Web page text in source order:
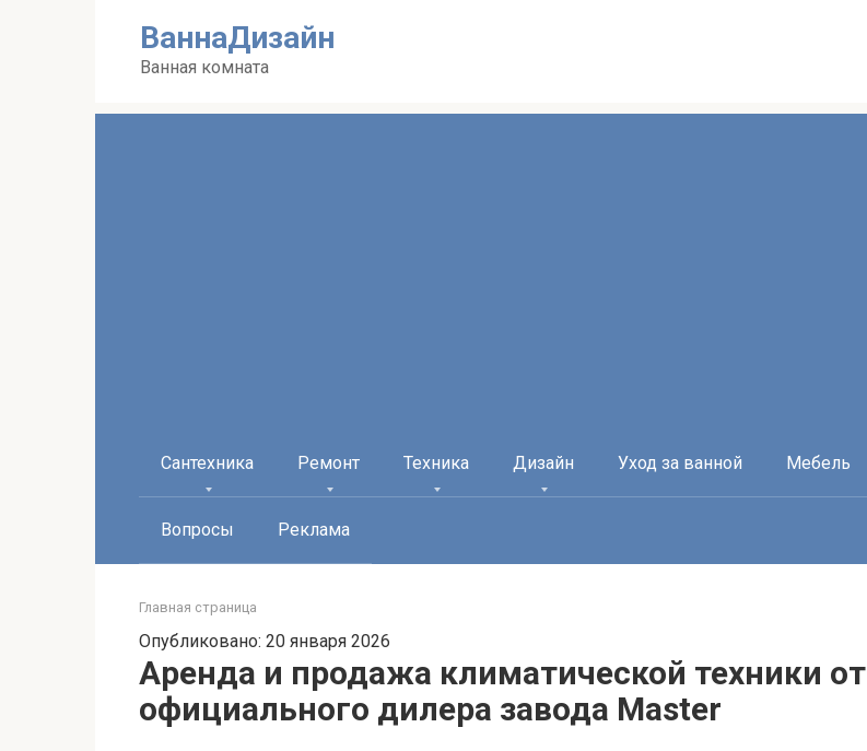
ВаннаДизайн
Ванная комната
Сантехника Ремонт Техника Дизайн Уход за ванной Мебель
Вопросы Реклама
Главная страница
Опубликовано: 20 января 2026
Аренда и продажа климатической техники от
официального дилера завода Master